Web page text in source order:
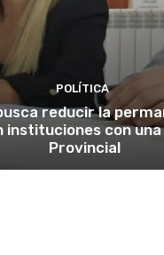
POLÍTICA
reducir la
instituciones con una
Provincial